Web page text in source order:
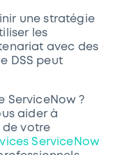
une stratégie
les
avec des
DSS peut
ServiceNow ?
aider à
de votre
ServiceNow